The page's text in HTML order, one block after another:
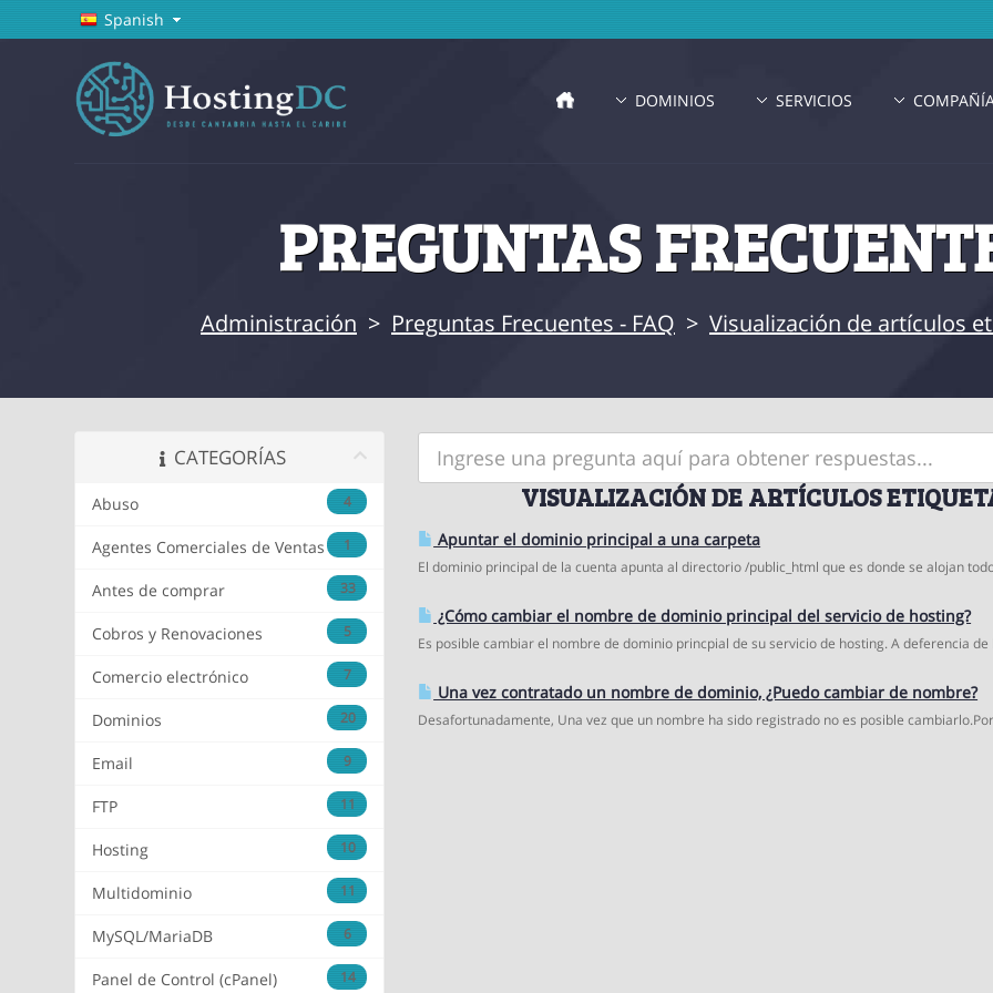
Spanish
DOMINIOS SERVICIOS
PREGUNTAS
Administración > Preguntas Frecuentes - FAQ > Visualización de artículos
CATEGORÍAS
4
Abuso
1
Agentes Comerciales de Ventas
33
Antes de comprar
5
Cobros y Renovaciones
7
Comercio electrónico
20
Dominios
9
Email
11
FTP
10
Hosting
11
Multidominio
6
MySQL/MariaDB
14
Panel de Control (cPanel)
VISUALIZACIÓN DE ARTÍCULOS
Apuntar el dominio principal a una carpeta
El dominio principal de la cuenta apunta al directorio /public_html que es donde se alojan
¿Cómo cambiar el nombre de dominio principal del servicio de hosting?
Es posible cambiar el nombre de dominio princpial de su servicio de hosting. A deferencia de
Una vez contratado un nombre de dominio, ¿Puedo cambiar de nombre?
Desafortunadamente, Una vez que un nombre ha sido registrado no es posible